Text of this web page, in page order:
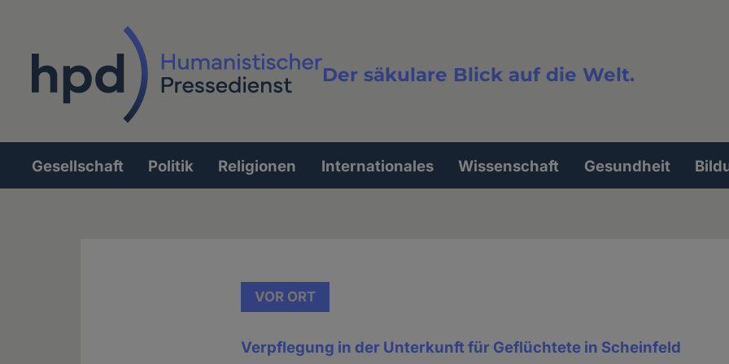
Der säkulare Blick auf die Welt.
Volltextsuche
Hauptnavigation
Gesellschaft Politik Religionen Internationales Wissenschaft Gesundheit
VOR ORT
Verpflegung in der Unterkunft für Geflüchtete in Scheinfeld